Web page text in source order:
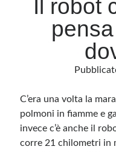
Archivio
Categorie
Categorie
Il robot
C’era una volta la
polmoni in fiamme e
invece c’è anche il
corre 21 chilometri in